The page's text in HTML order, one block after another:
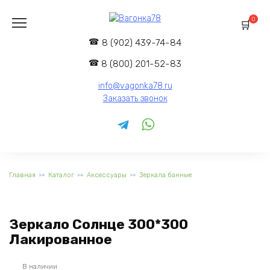
содержанию
8 (902) 439-74-84
8 (800) 201-52-83
info@vagonka78.ru
Заказать звонок
0
Главная Каталог Аксессуары Зеркала банные
Зеркало Солнце 300*300
Лакированное
В наличии